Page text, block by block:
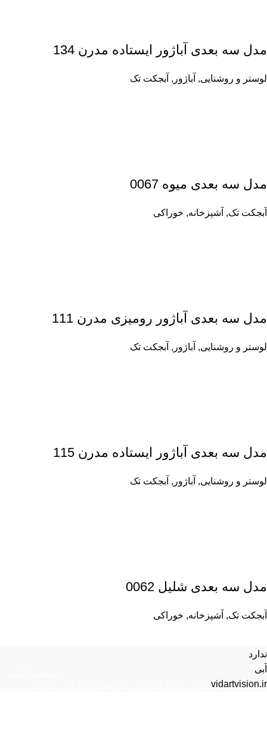
مدل سه بعدی آباژور ایستاده مدرن 134
لوستر و روشنایی, آباژور , آبجکت تک
مدل سه بعدی میوه 0067
آبجکت تک, آشپزخانه, خوراکی
مدل سه بعدی آباژور رومیزی مدرن 111
لوستر و روشنایی, آباژور , آبجکت تک
مدل سه بعدی آباژور ایستاده مدرن 115
لوستر و روشنایی, آباژور , آبجکت تک
مدل سه بعدی شلیل 0062
آبجکت تک, آشپزخانه, خوراکی
ندارد
آبی
vidartvision.ir
تماس با ما
قوانین